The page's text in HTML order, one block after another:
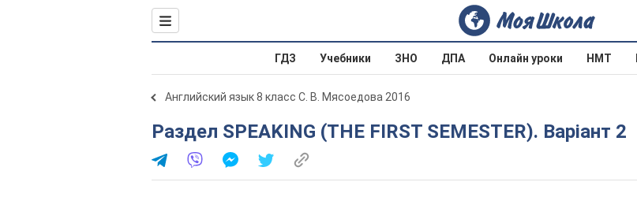
ГДЗ Учебники ЗНО ДПА Онлайн уроки НМТ
Английский язык 8 класс С. В. Мясоедова 2016
Раздел SPEAKING (THE FIRST SEMESTER). Варіант 2